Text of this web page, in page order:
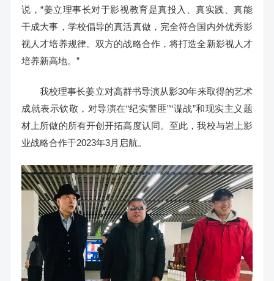
说，“姜立理事长对于影视教育是真投入、真实践、真能
干成大事，学校倡导的真活真做，完全符合国内外优秀影
视人才培养规律。双方的战略合作，将打造全新影视人才
培养新高地。”
我校理事长姜立对高群书导演从影30年来取得的艺术
成就表示钦敬，对导演在“纪实警匪”“谍战”和现实主义题
材上所做的所有开创开拓高度认同。至此，我校与岩上影
业战略合作于2023年3月启航。